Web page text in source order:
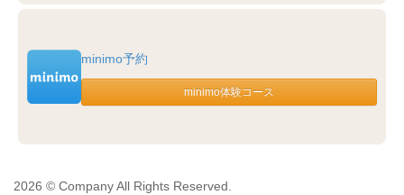
minimo予約
2026 © Company All Rights Reserved.